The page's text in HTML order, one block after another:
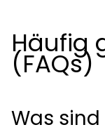
Häufig
(FAQs)
Was